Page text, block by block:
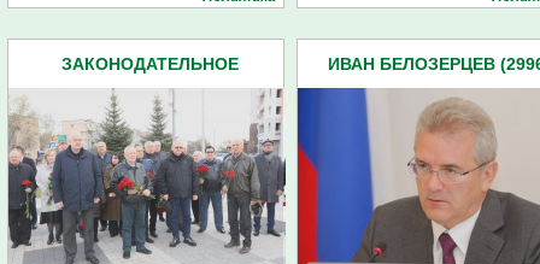
ЗАКОНОДАТЕЛЬНОЕ
ИВАН БЕЛОЗЕРЦЕВ